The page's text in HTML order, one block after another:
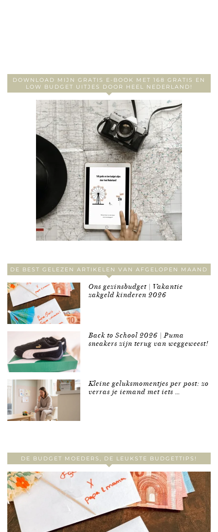
DOWNLOAD MIJN GRATIS E-BOOK MET 168 GRATIS EN
LOW BUDGET UITJES DOOR HEEL NEDERLAND!
DE BEST GELEZEN ARTIKELEN VAN AFGELOPEN MAAND
Ons gezinsbudget | Vakantie
zakgeld kinderen 2026
Back to School 2026 | Puma
sneakers zijn terug van weggeweest!
Kleine geluksmomentjes per post: zo
verras je iemand met iets …
DE BUDGET MOEDERS, DE LEUKSTE BUDGETTIPS!